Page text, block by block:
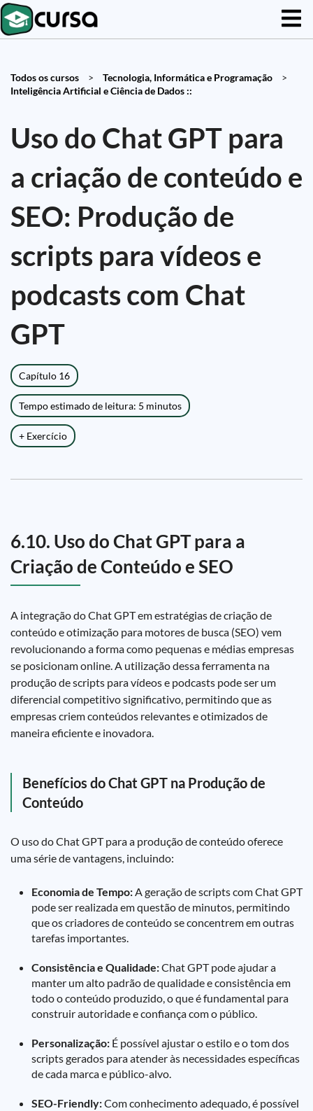
Todos os cursos > Tecnologia, Informática e Programação
>
Inteligência Artificial e Ciência de Dados ::
Uso do Chat GPT para
a criação de conteúdo e
SEO: Produção de
scripts para vídeos e
podcasts com Chat
GPT
Capítulo 16
Tempo estimado de leitura: 5 minutos
+ Exercício
6.10. Uso do Chat GPT para a
Criação de Conteúdo e SEO
A integração do Chat GPT em estratégias de criação de
conteúdo e otimização para motores de busca (SEO) vem
revolucionando a forma como pequenas e médias empresas
se posicionam online. A utilização dessa ferramenta na
produção de scripts para vídeos e podcasts pode ser um
diferencial competitivo significativo, permitindo que as
empresas criem conteúdos relevantes e otimizados de
maneira eficiente e inovadora.
Benefícios do Chat GPT na Produção de
Conteúdo
O uso do Chat GPT para a produção de conteúdo oferece
uma série de vantagens, incluindo:
Economia de Tempo:A geração de scripts com Chat GPT
pode ser realizada em questão de minutos, permitindo
que os criadores de conteúdo se concentrem em outras
tarefas importantes.
Consistência e Qualidade:Chat GPT pode ajudar a
manter um alto padrão de qualidade e consistência em
todo o conteúdo produzido, o que é fundamental para
construir autoridade e confiança com o público.
Personalização: É possível ajustar o estilo e o tom dos
scripts gerados para atender às necessidades específicas
de cada marca e público-alvo.
SEO-Friendly:Com conhecimento adequado, é possível